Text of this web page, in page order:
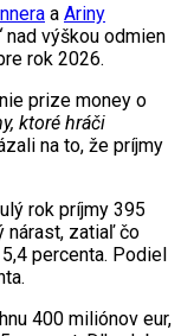
a Ariny
nad výškou odmien
rok 2026.
prize money o
ktoré hráči
na to, že príjmy
rok príjmy 395
nárast, zatiaľ čo
percenta. Podiel
400 miliónov eur,